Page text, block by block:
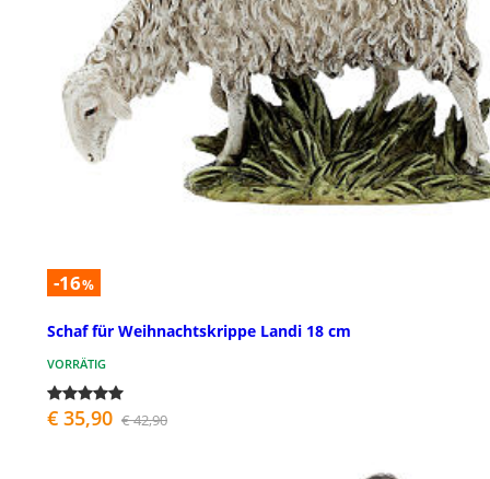
-16%
Schaf für Weihnachtskrippe Landi 18 cm
VORRÄTIG
€ 35,90 € 42,90